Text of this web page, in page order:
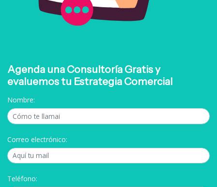
Agenda una Consultoría Gratis y
evaluemos tu Estrategia Comercial
Nombre:
Correo electrónico:
Teléfono: